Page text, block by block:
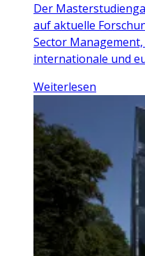
Der
auf aktuelle
Sector
internationale und
Weiterlesen